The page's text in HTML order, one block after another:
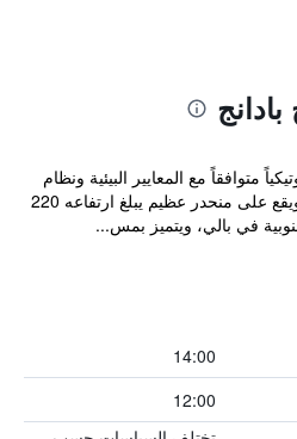
متوافقاً مع المعايير البيئية ونظام
تقليل التأثير السلبي على البيئة ويقع على منحدر عظيم يبلغ ارتفاعه 220
في بالي، ويتميز بمس...
14:00
12:00